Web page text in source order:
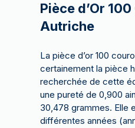
Pièce d’Or
Autriche
La pièce d’or 100
certainement la pièce
recherchée de cette
une pureté de 0,900
30,478 grammes. Elle
différentes années